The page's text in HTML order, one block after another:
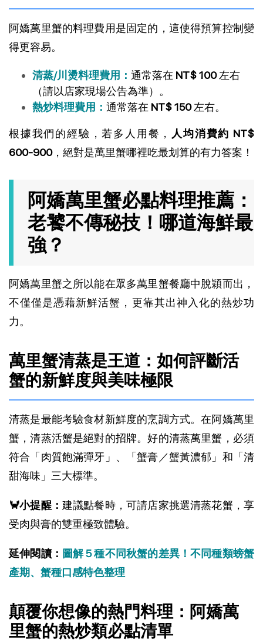
阿嬌萬里蟹的料理費用是固定的，這使得預算控制變
得更容易。
清蒸/川燙料理費用： 通常落在 NT$ 100左右
（請以店家現場公告為準）。
熱炒料理費用： 通常落在 NT$ 150左右。
根據我們的經驗，若多人用餐， 人均消費約 NT$
600-900，絕對是萬里蟹哪裡吃最划算的有力答案！
阿嬌萬里蟹必點料理推薦：
老饕不傳秘技！哪道海鮮最
強？
阿嬌萬里蟹之所以能在眾多萬里蟹餐廳中脫穎而出，
不僅僅是憑藉新鮮活蟹，更靠其出神入化的熱炒功
力。
萬里蟹清蒸是王道：如何評斷活
蟹的新鮮度與美味極限
清蒸是最能考驗食材新鮮度的烹調方式。在阿嬌萬里
蟹，清蒸活蟹是絕對的招牌。好的清蒸萬里蟹，必須
符合「肉質飽滿彈牙」、「蟹膏／蟹黃濃郁」和「清
甜海味」三大標準。
🦀小提醒： 建議點餐時，可請店家挑選清蒸花蟹，享
受肉與膏的雙重極致體驗。
延伸閱讀： 圖解５種不同秋蟹的差異！不同種類螃蟹
產期、蟹種口感特色整理
顛覆你想像的熱門料理：阿嬌萬
里蟹的熱炒類必點清單